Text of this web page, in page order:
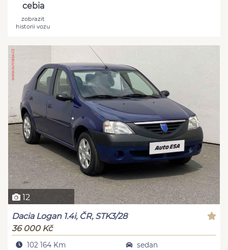
cebia
zobrazit
historii vozu
12
Dacia Logan 1.4i, ČR, STK3/28
36 000 Kč
102 164 Km
sedan